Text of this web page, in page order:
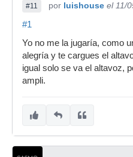
#11 por luishouse el 11/
#1
Yo no me la jugaría, como
alegría y te cargues el
igual solo se va el altavoz,
ampli.